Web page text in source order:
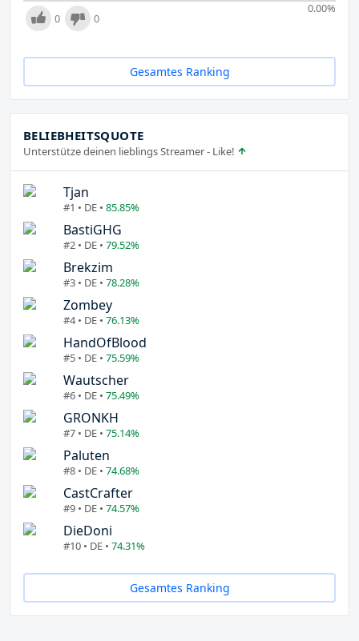
0.00%
0 0
Gesamtes Ranking
BELIEBHEITSQUOTE
Unterstütze deinen lieblings Streamer - Like!
Tjan
#1 • DE • 85.85%
BastiGHG
#2 • DE • 79.52%
Brekzim
#3 • DE • 78.28%
Zombey
#4 • DE • 76.13%
HandOfBlood
#5 • DE • 75.59%
Wautscher
#6 • DE • 75.49%
GRONKH
#7 • DE • 75.14%
Paluten
#8 • DE • 74.68%
CastCrafter
#9 • DE • 74.57%
DieDoni
#10 • DE • 74.31%
Gesamtes Ranking